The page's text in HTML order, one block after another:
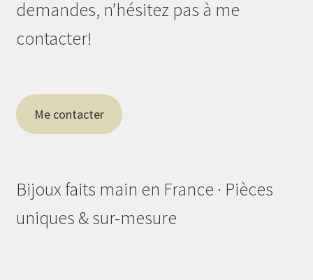
demandes, n’hésitez pas à me
contacter!
Me contacter
Bijoux faits main en France · Pièces
uniques & sur-mesure